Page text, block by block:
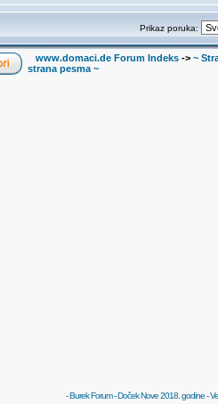
Prikaz poruka:
www.domaci.de Forum Indeks -> ~
strana pesma ~
-Burek Forum-Doček Nove 2018. godine-